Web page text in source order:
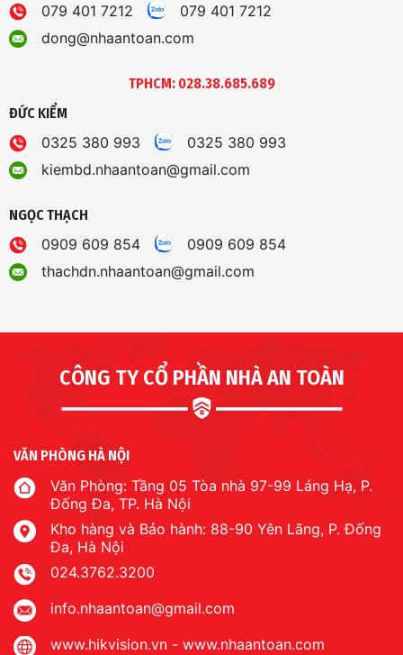
079 401 7212
079 401 7212
dong@nhaantoan.com
TPHCM: 028.38.685.689
ĐỨC KIỂM
0325 380 993
0325 380 993
kiembd.nhaantoan@gmail.com
NGỌC THẠCH
0909 609 854
0909 609 854
thachdn.nhaantoan@gmail.com
CÔNG TY CỔ PHẦN NHÀ AN TOÀN
VĂN PHÒNG HÀ NỘI
Văn Phòng: Tầng 05 Tòa nhà 97-99 Láng Hạ, P.
Đống Đa, TP. Hà Nội
Kho hàng và Bảo hành: 88-90 Yên Lãng, P. Đống
Đa, Hà Nội
024.3762.3200
info.nhaantoan@gmail.com
www.hikvision.vn - www.nhaantoan.com